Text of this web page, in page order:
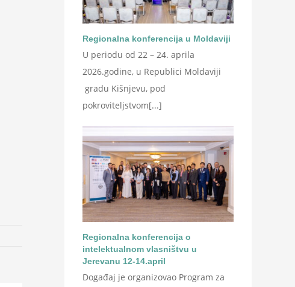
Regionalna konferencija u Moldaviji
U periodu od 22 – 24. aprila
2026.godine, u Republici Moldaviji
gradu Kišnjevu, pod
pokroviteljstvom[...]
Regionalna konferencija o
intelektualnom vlasništvu u
Jerevanu 12-14.april
Događaj je organizovao Program za